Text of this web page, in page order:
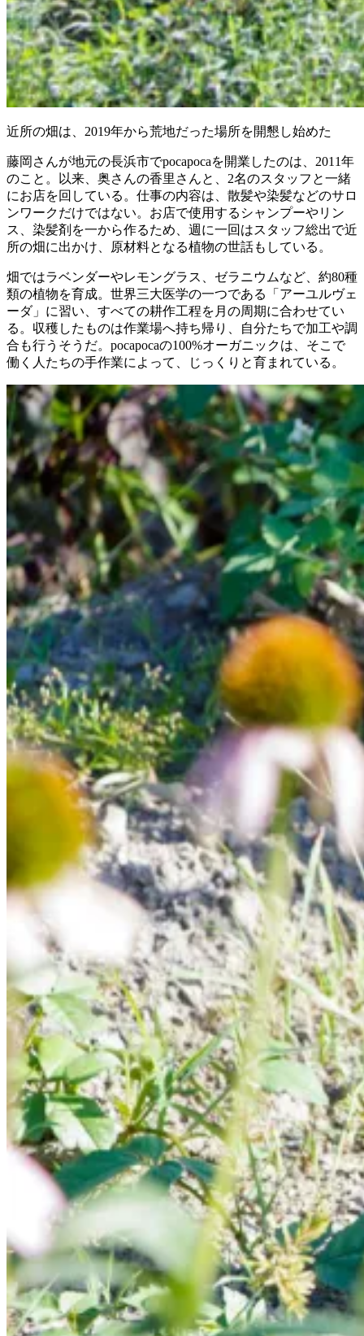
近所の畑は、2019年から荒地だった場所を開懇し始めた
藤岡さんが地元の長浜市でpocapocaを開業したのは、2011年
のこと。以来、奥さんの香里さんと、2名のスタッフと一緒
にお店を回している。仕事の内容は、散髪や染髪などのサロ
ンワークだけではない。お店で使用するシャンプーやリン
ス、染髪剤を一から作るため、週に一回はスタッフ総出で近
所の畑に出かけ、原材料となる植物の世話もしている。
畑ではラベンダーやレモングラス、ゼラニウムなど、約80種
類の植物を育成。世界三大医学の一つである「アーユルヴェ
ーダ」に習い、すべての耕作工程を月の周期に合わせてい
る。収穫したものは作業場へ持ち帰り、自分たちで加工や調
合も行うそうだ。pocapocaの100%オーガニックは、そこで
働く人たちの手作業によって、じっくりと育まれている。